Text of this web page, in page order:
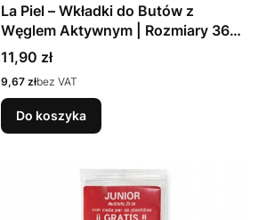
La Piel – Wkładki do Butów z
Węglem Aktywnym | Rozmiary 36–
46
Cena
11,90 zł
Cena
9,67 złbez VAT
Do koszyka